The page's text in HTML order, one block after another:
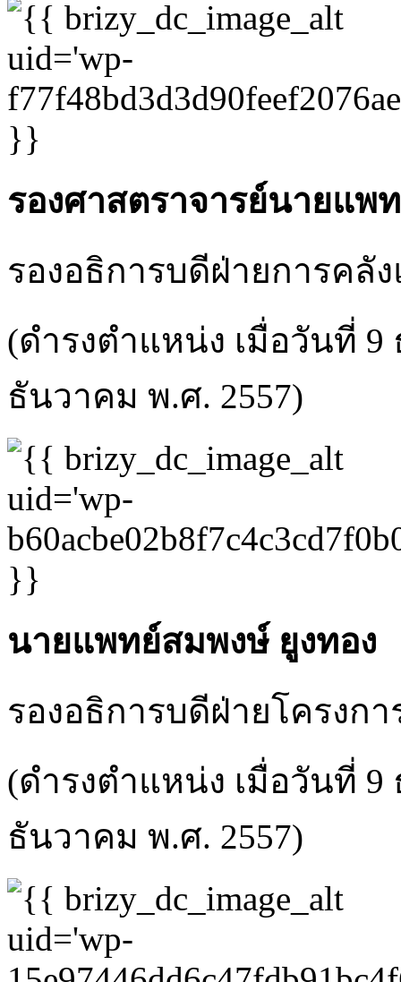
รองศาสตราจารย์นายแ
รองอธิการบดีฝ่ายการคลั
(ดำรงตำแหน่ง เมื่อวันที่ 9
ธันวาคม พ.ศ. 2557)
นายแพทย์สมพงษ์ ยูงทอง
รองอธิการบดีฝ่ายโครงก
(ดำรงตำแหน่ง เมื่อวันที่ 9
ธันวาคม พ.ศ. 2557)